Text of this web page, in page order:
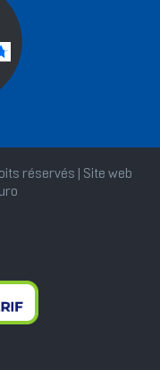
réservés | Site web